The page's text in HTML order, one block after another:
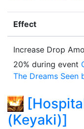
Effect
Increase Drop
20% during event
The Dreams Seen
[
(Keyaki)]